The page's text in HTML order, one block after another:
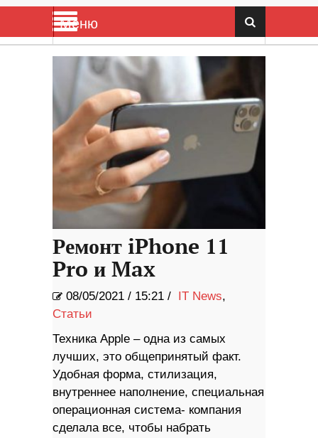
Меню
Ремонт iPhone 11
Pro и Max
08/05/2021 / 15:21 / IT News,
Статьи
Техника Apple – одна из самых
лучших, это общепринятый факт.
Удобная форма, стилизация,
внутреннее наполнение, специальная
операционная система- компания
сделала все, чтобы набрать